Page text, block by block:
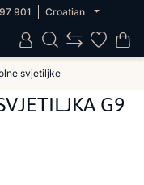
901 Croatian
svjetiljke
G9